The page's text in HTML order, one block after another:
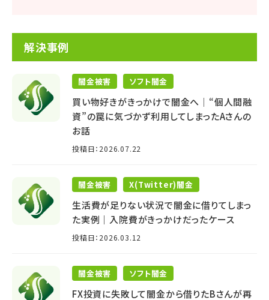
解決事例
闇金被害 ソフト闇金
買い物好きがきっかけで闇金へ│“個人間融
資”の罠に気づかず利用してしまったAさんの
お話
投稿日：2026.07.22
闇金被害 X(Twitter)闇金
生活費が足りない状況で闇金に借りてしまっ
た実例｜入院費がきっかけだったケース
投稿日：2026.03.12
闇金被害 ソフト闇金
FX投資に失敗して闇金から借りたBさんが再